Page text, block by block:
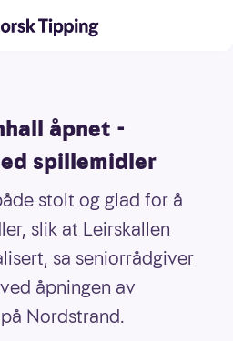
åpnet -
spillemidler
stolt og glad for å
slik at Leirskallen
sa seniorrådgiver
åpningen av
Nordstrand.